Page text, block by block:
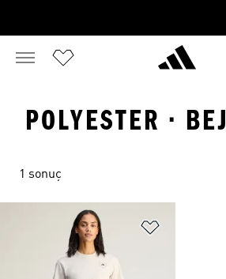
POLYESTER · BEJ
1 sonuç